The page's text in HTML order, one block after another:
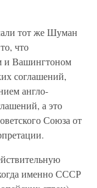
тот же Шуман
что
и Вашингтоном
соглашений,
англо-
а это
Союза от
именно СССР